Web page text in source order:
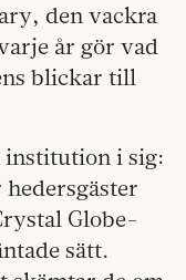
den vackra
år gör vad
blickar till
institution i sig:
Globe-
sätt.